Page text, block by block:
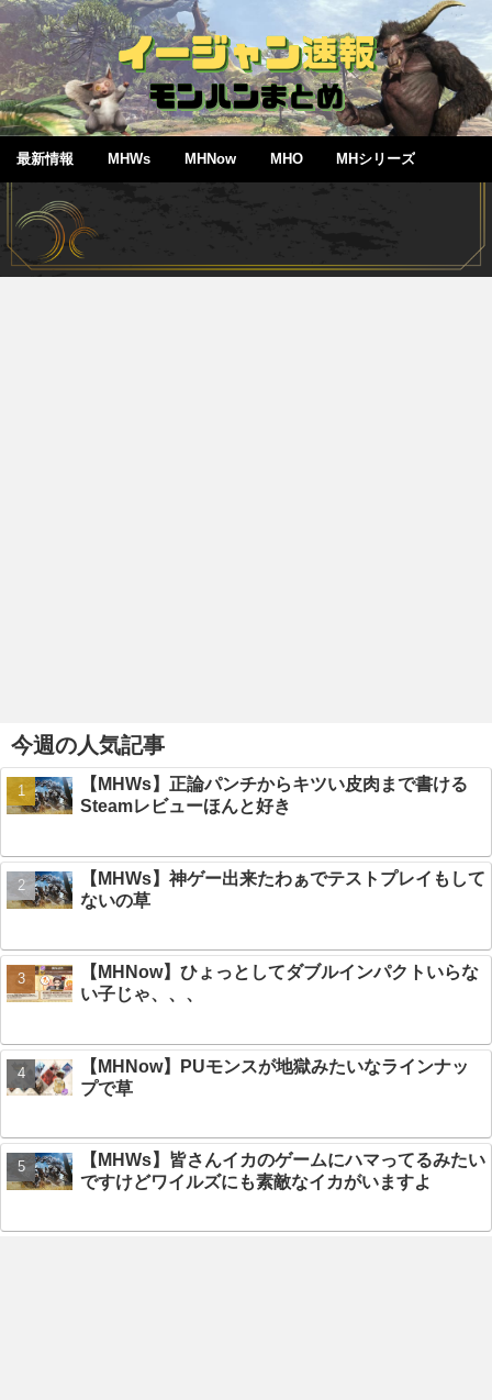
最新情報 MHWs MHNow MHO MHシリーズ
今週の人気記事
【MHWs】正論パンチからキツい皮肉まで書ける
Steamレビューほんと好き
【MHWs】神ゲー出来たわぁでテストプレイもして
ないの草
【MHNow】ひょっとしてダブルインパクトいらな
い子じゃ、、、
【MHNow】PUモンスが地獄みたいなラインナッ
プで草
【MHWs】皆さんイカのゲームにハマってるみたい
ですけどワイルズにも素敵なイカがいますよ